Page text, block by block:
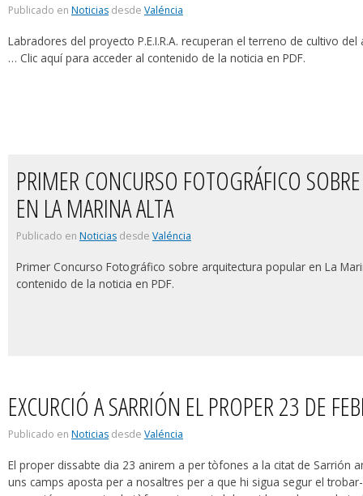
Publicado en Noticias desde Valéncia
Labradores del proyecto P.E.I.R.A. recuperan el terreno de cultivo
… Clic aquí para acceder al contenido de la noticia en PDF.
PRIMER CONCURSO FOTOGRÁFICO
EN LA MARINA ALTA
Publicado en Noticias desde Valéncia
Primer Concurso Fotográfico sobre arquitectura popular en La
contenido de la noticia en PDF.
EXCURCIÓ A SARRIÓN EL PROPER 23 DE
Publicado en Noticias desde Valéncia
El proper dissabte dia 23 anirem a per tòfones a la citat de Sarrión
uns camps aposta per a nosaltres per a que hi sigua segur el